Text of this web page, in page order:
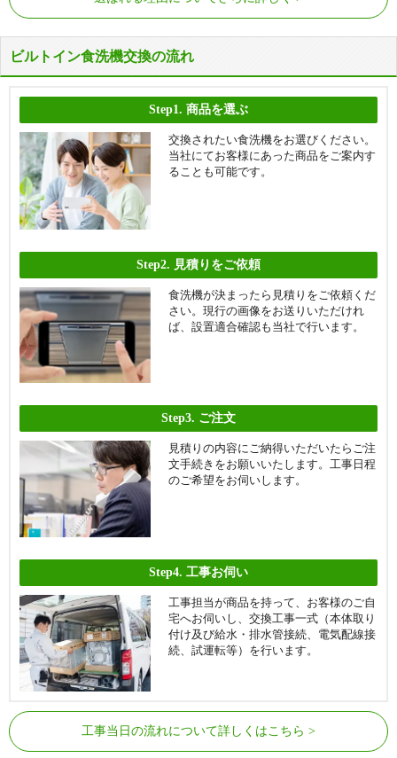
ビルトイン食洗機交換の流れ
Step1. 商品を選ぶ
交換されたい食洗機をお選びください。
当社にてお客様にあった商品をご案内す
ることも可能です。
Step2. 見積りをご依頼
食洗機が決まったら見積りをご依頼くだ
さい。現行の画像をお送りいただけれ
ば、設置適合確認も当社で行います。
Step3. ご注文
見積りの内容にご納得いただいたらご注
文手続きをお願いいたします。工事日程
のご希望をお伺いします。
Step4. 工事お伺い
工事担当が商品を持って、お客様のご自
宅へお伺いし、交換工事一式（本体取り
付け及び給水・排水管接続、電気配線接
続、試運転等）を行います。
工事当日の流れについて詳しくはこちら